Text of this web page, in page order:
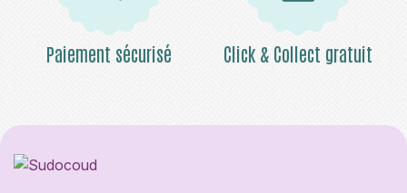
Paiement sécurisé Click & Collect gratuit